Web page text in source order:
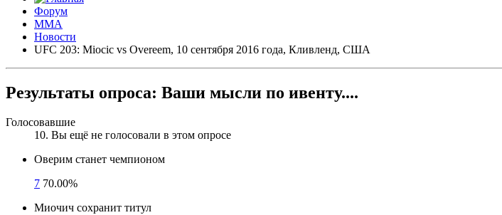
Форум
ММА
Новости
UFC 203: Miocic vs Overeem, 10 сентября 2016 года, Кливленд, США
Результаты опроса: Ваши мысли по ивенту....
Голосовавшие
10. Вы ещё не голосовали в этом опросе
Оверим станет чемпионом
7 70.00%
Миочич сохранит титул